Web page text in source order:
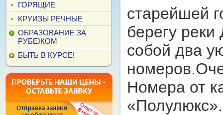
ГОРЯЩИЕ
КРУИЗЫ РЕЧНЫЕ
ОБРАЗОВАНИЕ ЗА
РУБЕЖОМ
БЫТЬ В КУРСЕ!
старейшей
берегу
собой два
Номера от